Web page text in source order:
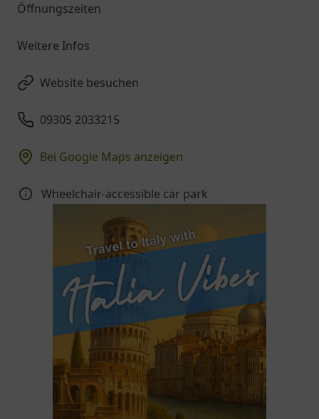
Öffnungszeiten
Weitere Infos
Website besuchen
09305 2033215
Bei Google Maps anzeigen
Wheelchair-accessible car park